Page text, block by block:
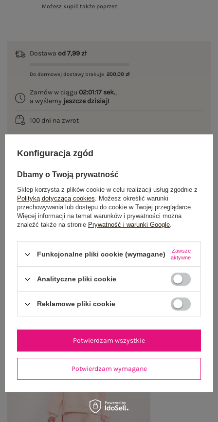
Możesz kupić także poprzez:
Dostawa od 7,99 zł
Do darmowej dostawy brakuje 200,00 zł
Zamów w ciągu 02:01:17 sek.,
a wyślemy jeszcze dzisiaj!
100 dni na zwrot
GŁÓWNE PARAMETRY
OPINIE O PRODUKCIE (1)
ZWROTY I REKLAMACJE
OSTATNIO OGLĄDANE
Zobacz wszystko
Konfiguracja zgód
Dbamy o Twoją prywatność
Sklep korzysta z plików cookie w celu realizacji usług zgodnie z
Polityką dotyczącą cookies. Możesz określić warunki
przechowywania lub dostępu do cookie w Twojej przeglądarce.
Więcej informacji na temat warunków i prywatności można
znaleźć także na stronie Prywatność i warunki Google.
Funkcjonalne pliki cookie (wymagane)
Zawsze
aktywne
Analityczne pliki cookie
Reklamowe pliki cookie
Potwierdzam wymagane
Potwierdzam wszystkie